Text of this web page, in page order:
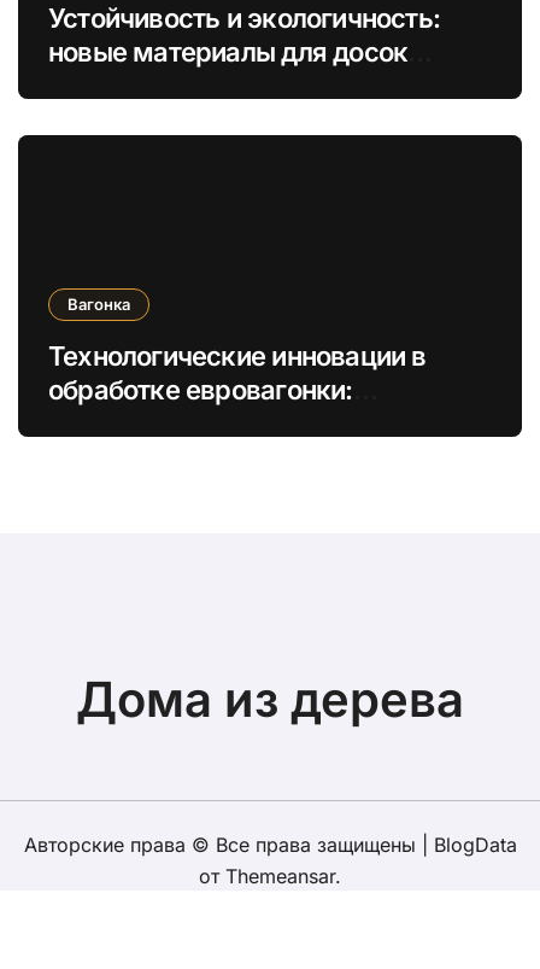
Устойчивость и экологичность:
новые материалы для досок
Вагонка
Технологические инновации в
обработке евровагонки:
Дома из дерева
Авторские права © Все права защищены
BlogData
от Themeansar.